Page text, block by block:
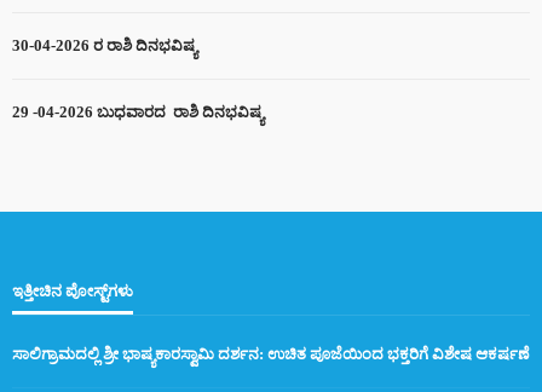
30-04-2026 ರ ರಾಶಿ ದಿನಭವಿಷ್ಯ
29 -04-2026 ಬುಧವಾರದ ರಾಶಿ ದಿನಭವಿಷ್ಯ
ಇತ್ತೀಚಿನ ಪೋಸ್ಟ್‌ಗಳು
ಸಾಲಿಗ್ರಾಮದಲ್ಲಿ ಶ್ರೀ ಭಾಷ್ಯಕಾರಸ್ವಾಮಿ ದರ್ಶನ: ಉಚಿತ ಪೂಜೆಯಿಂದ ಭಕ್ತರಿಗೆ ವಿಶೇಷ ಆಕರ್ಷಣೆ